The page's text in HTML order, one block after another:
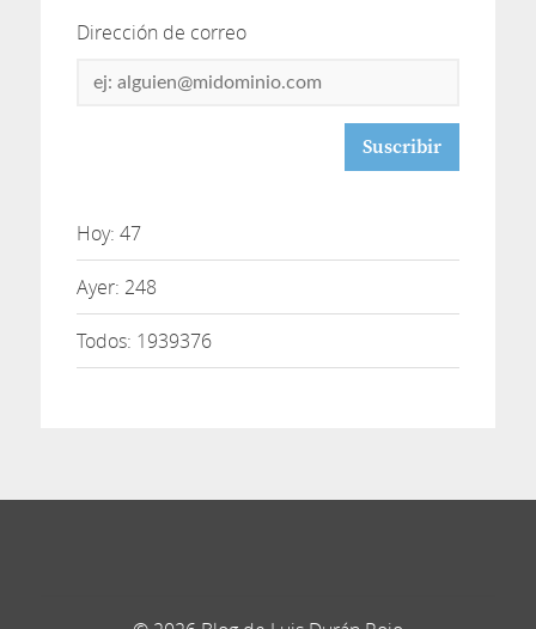
Dirección de correo
Dirección
Hoy: 47
Ayer: 248
Todos: 1939376